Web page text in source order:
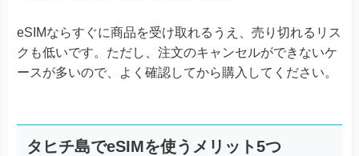
eSIMならすぐに商品を受け取れるうえ、売り切れるリス
クも低いです。ただし、注文のキャンセルができないケ
ースが多いので、よく確認してから購入してください。
タヒチ島でeSIMを使うメリット5つ